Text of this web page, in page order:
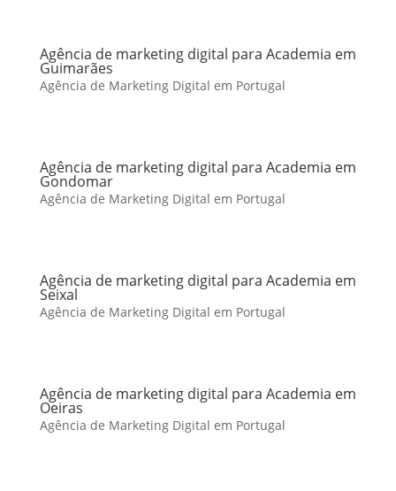
Agência de marketing digital para Academia em
Guimarães
Agência de Marketing Digital em Portugal
Agência de marketing digital para Academia em
Gondomar
Agência de Marketing Digital em Portugal
Agência de marketing digital para Academia em
Seixal
Agência de Marketing Digital em Portugal
Agência de marketing digital para Academia em
Oeiras
Agência de Marketing Digital em Portugal